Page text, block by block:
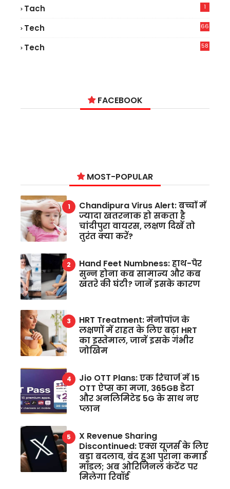
Tach 1
Tech
66
Tech
58
FACEBOOK
MOST-POPULAR
Chandipura Virus Alert: बच्चों में
ज्यादा खतरनाक हो सकता है
चांदीपुरा वायरस, लक्षण दिखें तो
तुरंत क्या करें?
Hand Feet Numbness: हाथ-पैर
सुन्न होना कब सामान्य और कब
खतरे की घंटी? जानें इसके कारण
HRT Treatment: मेनोपॉज के
लक्षणों में राहत के लिए बढ़ा HRT
का इस्तेमाल, जानें इसके गंभीर
जोखिम
Jio OTT Plans: एक रिचार्ज में 15
OTT ऐप्स का मजा, 365GB डेटा
और अनलिमिटेड 5G के साथ नए
प्लान
X Revenue Sharing
Discontinued: एक्स यूजर्स के लिए
बड़ा बदलाव, बंद हुआ पुराना कमाई
मॉडल; अब ओरिजिनल कंटेंट पर
मिलेगा रिवॉर्ड